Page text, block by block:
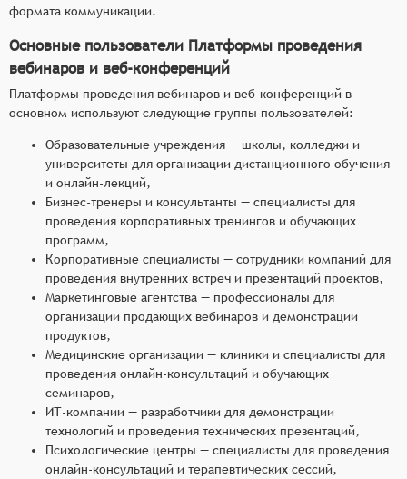
формата коммуникации.
Основные пользователи Платформы проведения
вебинаров и веб-конференций
Платформы проведения вебинаров и веб-конференций в
основном используют следующие группы пользователей:
Образовательные учреждения — школы, колледжи и
университеты для организации дистанционного обучения
и онлайн-лекций,
Бизнес-тренеры и консультанты — специалисты для
проведения корпоративных тренингов и обучающих
программ,
Корпоративные специалисты — сотрудники компаний для
проведения внутренних встреч и презентаций проектов,
Маркетинговые агентства — профессионалы для
организации продающих вебинаров и демонстрации
продуктов,
Медицинские организации — клиники и специалисты для
проведения онлайн-консультаций и обучающих
семинаров,
ИТ-компании — разработчики для демонстрации
технологий и проведения технических презентаций,
Психологические центры — специалисты для проведения
онлайн-консультаций и терапевтических сессий,